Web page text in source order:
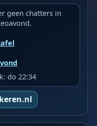
geen chatters in
do 22:34